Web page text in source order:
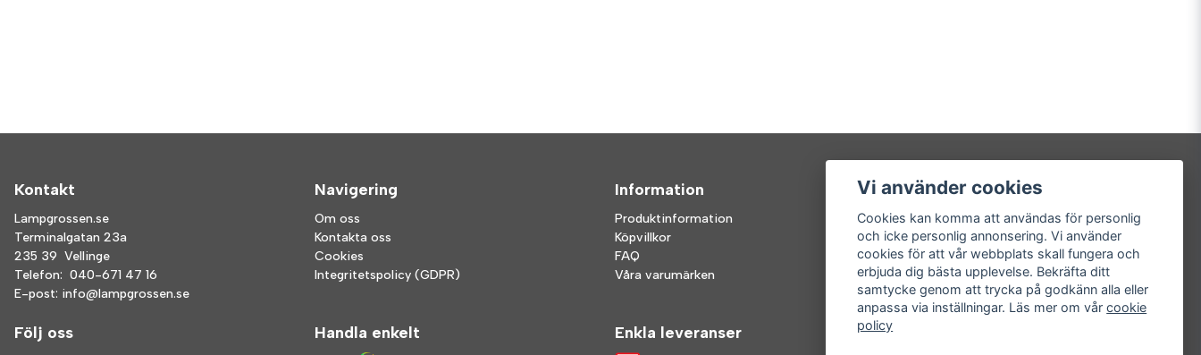
Kontakt
Lampgrossen.se
Terminalgatan 23a
235 39 Vellinge
Telefon: 040-671 47 16
E-post: info@lampgrossen.se
Navigering
Om oss
Kontakta oss
Cookies
Integritetspolicy (GDPR)
Information
Produktinformation
Köpvillkor
FAQ
Våra varumärken
Mitt konto
Logga in
Registrera dig
Glömt lösenord?
Följ oss Handla enkelt Enkla leveranser
Vi använder cookies
Cookies kan komma att användas för personlig
och icke personlig annonsering. Vi använder
cookies för att vår webbplats skall fungera och
erbjuda dig bästa upplevelse. Bekräfta ditt
samtycke genom att trycka på godkänn alla eller
anpassa via inställningar. Läs mer om vårcookie
policy